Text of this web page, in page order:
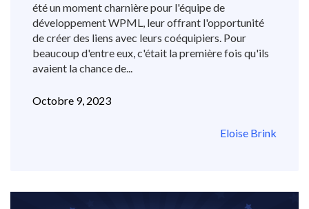
été un moment charnière pour l'équipe de
développement WPML, leur offrant l'opportunité
de créer des liens avec leurs coéquipiers. Pour
beaucoup d'entre eux, c'était la première fois qu'ils
avaient la chance de...
Octobre 9, 2023
Eloise Brink